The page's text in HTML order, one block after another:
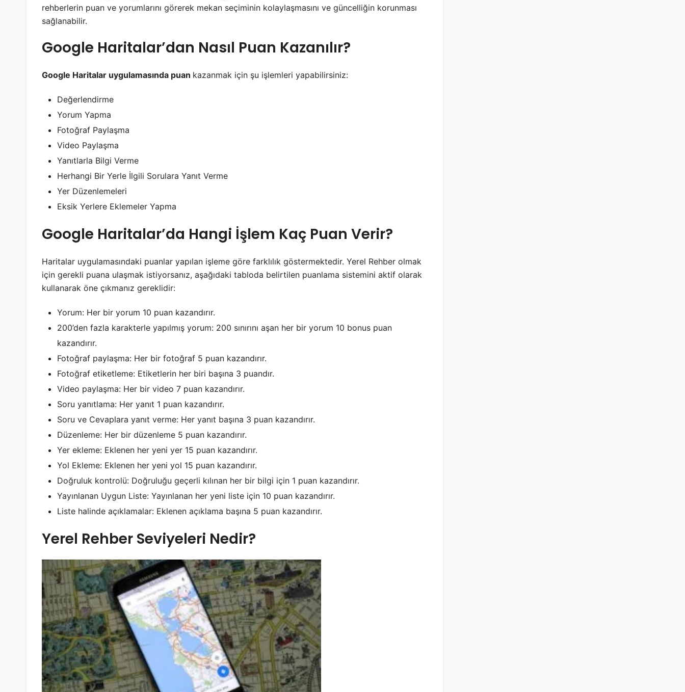
rehberlerin puan ve yorumlarını görerek mekan seçiminin kolaylaşmasını ve güncelliğin korunması
sağlanabilir.
Google Haritalar’dan Nasıl Puan Kazanılır?
Google Haritalar uygulamasında puan kazanmak için şu işlemleri yapabilirsiniz:
Değerlendirme
Yorum Yapma
Fotoğraf Paylaşma
Video Paylaşma
Yanıtlarla Bilgi Verme
Herhangi Bir Yerle İlgili Sorulara Yanıt Verme
Yer Düzenlemeleri
Eksik Yerlere Eklemeler Yapma
Google Haritalar’da Hangi İşlem Kaç Puan Verir?
Haritalar uygulamasındaki puanlar yapılan işleme göre farklılık göstermektedir. Yerel Rehber olmak
için gerekli puana ulaşmak istiyorsanız, aşağıdaki tabloda belirtilen puanlama sistemini aktif olarak
kullanarak öne çıkmanız gereklidir:
Yorum: Her bir yorum 10 puan kazandırır.
200’den fazla karakterle yapılmış yorum: 200 sınırını aşan her bir yorum 10 bonus puan
kazandırır.
Fotoğraf paylaşma: Her bir fotoğraf 5 puan kazandırır.
Fotoğraf etiketleme: Etiketlerin her biri başına 3 puandır.
Video paylaşma: Her bir video 7 puan kazandırır.
Soru yanıtlama: Her yanıt 1 puan kazandırır.
Soru ve Cevaplara yanıt verme: Her yanıt başına 3 puan kazandırır.
Düzenleme: Her bir düzenleme 5 puan kazandırır.
Yer ekleme: Eklenen her yeni yer 15 puan kazandırır.
Yol Ekleme: Eklenen her yeni yol 15 puan kazandırır.
Doğruluk kontrolü: Doğruluğu geçerli kılınan her bir bilgi için 1 puan kazandırır.
Yayınlanan Uygun Liste: Yayınlanan her yeni liste için 10 puan kazandırır.
Liste halinde açıklamalar: Eklenen açıklama başına 5 puan kazandırır.
Yerel Rehber Seviyeleri Nedir?